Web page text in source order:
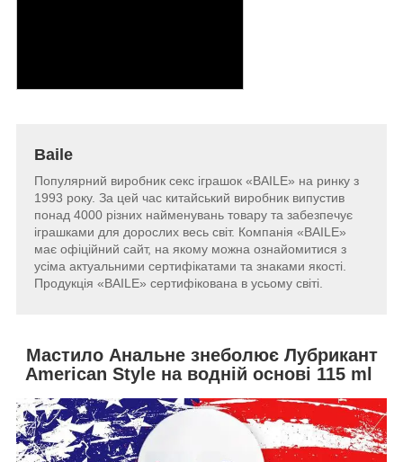
Baile
Популярний виробник секс іграшок «BAILE» на ринку з
1993 року. За цей час китайський виробник випустив
понад 4000 різних найменувань товару та забезпечує
іграшками для дорослих весь світ. Компанія «BAILE»
має офіційний сайт, на якому можна ознайомитися з
усіма актуальними сертифікатами та знаками якості.
Продукція «BAILE» сертифікована в усьому світі.
Мастило Анальне знеболює Лубрикант
American Style на водній основі 115 ml